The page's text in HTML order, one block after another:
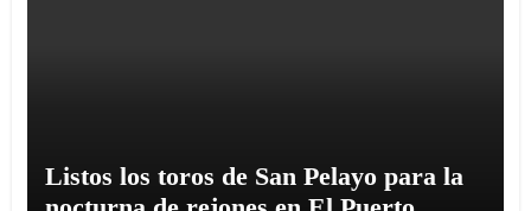
Listos los toros de San Pelayo para la